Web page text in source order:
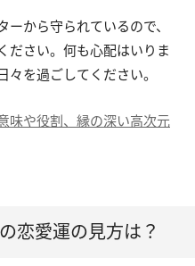
から守られているので、
ださい。何も心配はいりま
を過ごしてください。
や役割、縁の深い高次元
恋愛運の見方は？